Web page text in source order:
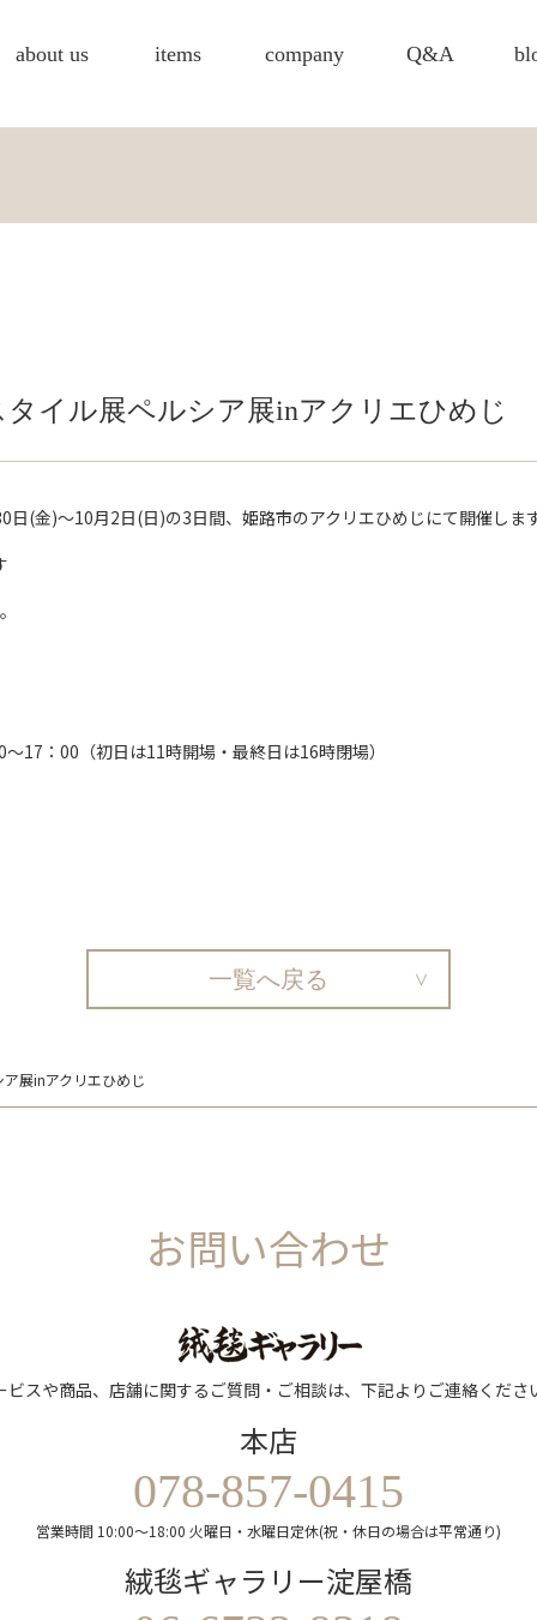
about us items company Q&A
イル展ペルシア展inアクリエひめじ
日(金)～10月2日(日)の3日間、姫路市のアクリエひめじにて開催しま
：00（初日は11時開場・最終日は16時閉場）
一覧へ戻る
展inアクリエひめじ
お問い合わせ
ビスや商品、店舗に関するご質問・ご相談は、下記よりご連絡くださ
本店
078-857-0415
営業時間 10:00～18:00 火曜日・水曜日定休(祝・休日の場合は平常通り)
絨毯ギャラリー淀屋橋